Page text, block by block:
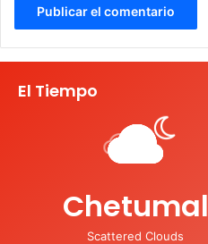
El Tiempo
Chetumal
Scattered Clouds